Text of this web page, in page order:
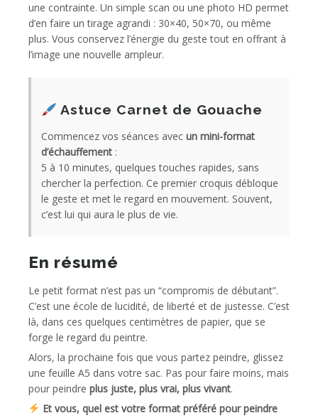
une contrainte. Un simple scan ou une photo HD permet
d’en faire un tirage agrandi : 30×40, 50×70, ou même
plus. Vous conservez l’énergie du geste tout en offrant à
l’image une nouvelle ampleur.
Astuce Carnet de Gouache
Commencez vos séances avec un mini-format
d’échauffement :
5 à 10 minutes, quelques touches rapides, sans
chercher la perfection. Ce premier croquis débloque
le geste et met le regard en mouvement. Souvent,
c’est lui qui aura le plus de vie.
En résumé
Le petit format n’est pas un “compromis de débutant”.
C’est une école de lucidité, de liberté et de justesse. C’est
là, dans ces quelques centimètres de papier, que se
forge le regard du peintre.
Alors, la prochaine fois que vous partez peindre, glissez
une feuille A5 dans votre sac. Pas pour faire moins, mais
pour peindre plus juste, plus vrai, plus vivant.
Et vous, quel est votre format préféré pour peindre